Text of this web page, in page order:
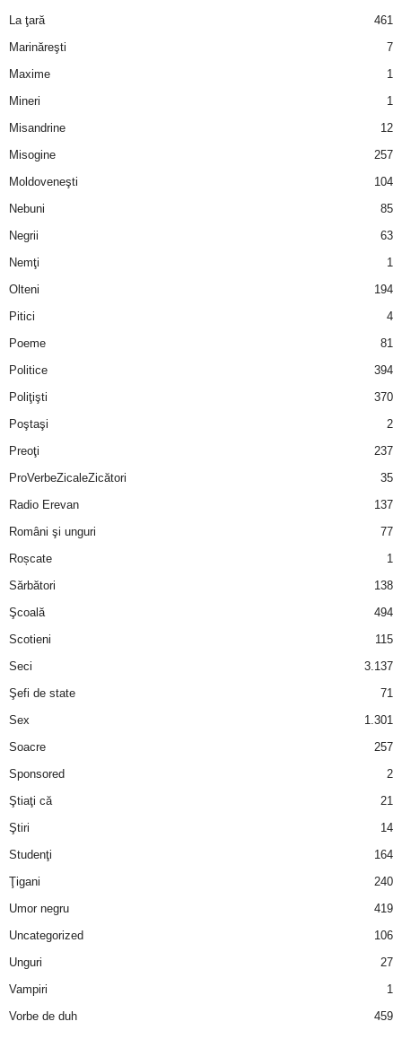
La ţară
461
Marinăreşti
7
Maxime
1
Mineri
1
Misandrine
12
Misogine
257
Moldoveneşti
104
Nebuni
85
Negrii
63
Nemţi
1
Olteni
194
Pitici
4
Poeme
81
Politice
394
Poliţişti
370
Poştaşi
2
Preoţi
237
ProVerbeZicaleZicători
35
Radio Erevan
137
Români şi unguri
77
Roșcate
1
Sărbători
138
Şcoală
494
Scotieni
115
Seci
3.137
Şefi de state
71
Sex
1.301
Soacre
257
Sponsored
2
Ştiaţi că
21
Ştiri
14
Studenţi
164
Ţigani
240
Umor negru
419
Uncategorized
106
Unguri
27
Vampiri
1
Vorbe de duh
459